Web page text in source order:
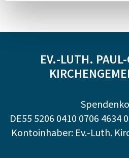
EV.-LUTH.
DE55 5206 0410 0706 4634
Kontoinhaber: Ev.-Luth.